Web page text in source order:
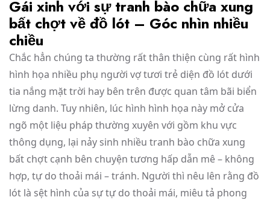
Gái xinh với sự tranh bào chữa xung
bất chợt về đồ lót – Góc nhìn nhiều
chiều
Chắc hẳn chúng ta thường rất thân thiện cùng rất hình
hình họa nhiều phụ người vợ tươi trẻ diện đồ lót dưới
tia nắng mặt trời hay bên trên được quan tâm bãi biển
lừng danh. Tuy nhiên, lúc hình hình họa này mở cửa
ngõ một liệu pháp thường xuyên với gồm khu vực
thông dụng, lại nảy sinh nhiều tranh bào chữa xung
bất chợt cạnh bên chuyện tương hấp dẫn mê – không
hợp, tự do thoải mái – tránh. Người thì nêu lên rằng đồ
lót là sệt hình của sự tự do thoải mái, miêu tả phong